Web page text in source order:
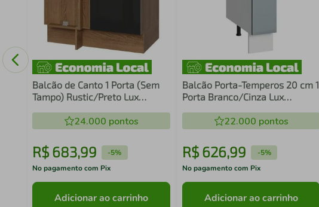
Balcão de Canto 1 Porta (Sem
Tampo) Rustic/Preto Lux
24.000 pontos
R$ 683,99 -5%
No pagamento com Pix
Adicionar ao carrinho
Balcão Porta-Temperos 20 cm 1
Porta Branco/Cinza Lux
22.000 pontos
R$ 626,99 -5%
No pagamento com Pix
Adicionar ao carrinho